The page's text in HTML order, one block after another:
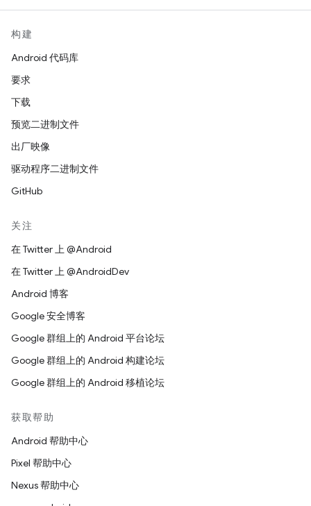
构建
Android 代码库
要求
下载
预览二进制文件
出厂映像
驱动程序二进制文件
GitHub
关注
在 Twitter 上 @Android
在 Twitter 上 @AndroidDev
Android 博客
Google 安全博客
Google 群组上的 Android 平台论坛
Google 群组上的 Android 构建论坛
Google 群组上的 Android 移植论坛
获取帮助
Android 帮助中心
Pixel 帮助中心
Nexus 帮助中心